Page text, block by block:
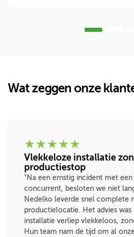
Wat zeggen onze
★★★★★
Vlekkeloze installatie
productiestop
"Na een ernstig incident met
concurrent, besloten we niet
Nedelko leverde snel complete
productielocatie. Het advies was
installatie verliep vlekkeloos,
Hun team nam de tijd om al